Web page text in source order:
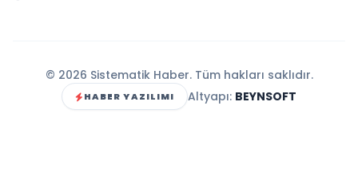
© 2026 Sistematik Haber. Tüm hakları saklıdır.
HABER YAZILIMI Altyapı: BEYNSOFT